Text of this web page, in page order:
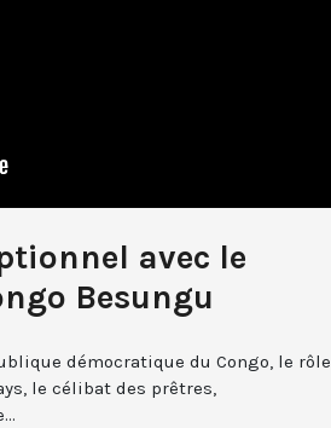
avec le
Besungu
démocratique du Congo, le rôle
le célibat des prêtres,